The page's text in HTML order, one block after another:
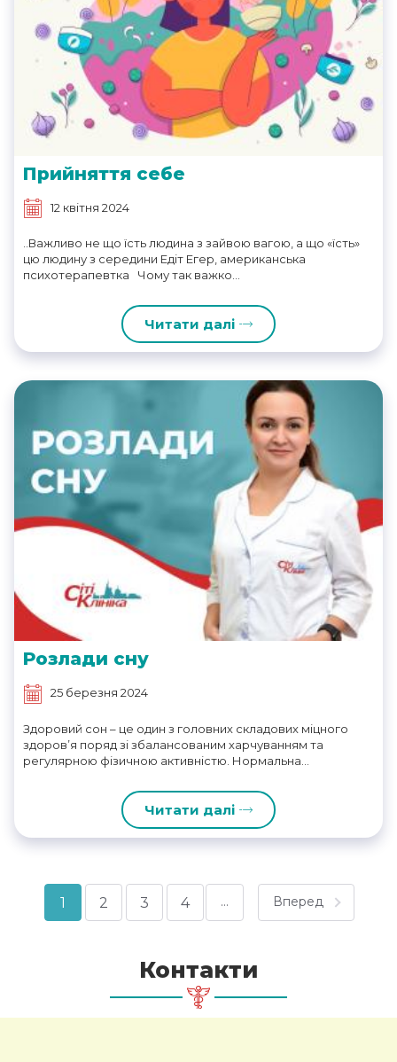
Прийняття себе
12 квітня 2024
..Важливо не що їсть людина з зайвою вагою, а що «їсть»
цю людину з середини Едіт Егер, американська
психотерапевтка Чому так важко...
Читати далі
Розлади сну
25 березня 2024
Здоровий сон – це один з головних складових міцного
здоров’я поряд зі збалансованим харчуванням та
регулярною фізичною активністю. Нормальна...
Читати далі
1 2 3 4 … Вперед
Контакти